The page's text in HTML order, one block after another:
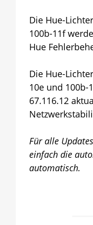
Die Hue-
100b-11f
Hue
Die Hue-
10e und
67.116.12
Für alle
einfach die
automatisch.